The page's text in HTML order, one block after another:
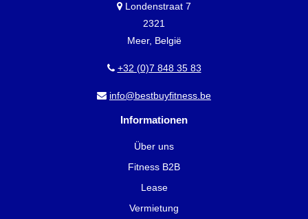
Londenstraat 7
2321
Meer, België
+32 (0)7 848 35 83
info@bestbuyfitness.be
Informationen
Über uns
Fitness B2B
Lease
Vermietung